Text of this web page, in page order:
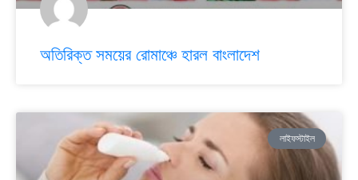
অতিরিক্ত সময়ের রোমাঞ্চে হারল বাংলাদেশ
লাইফস্টাইল